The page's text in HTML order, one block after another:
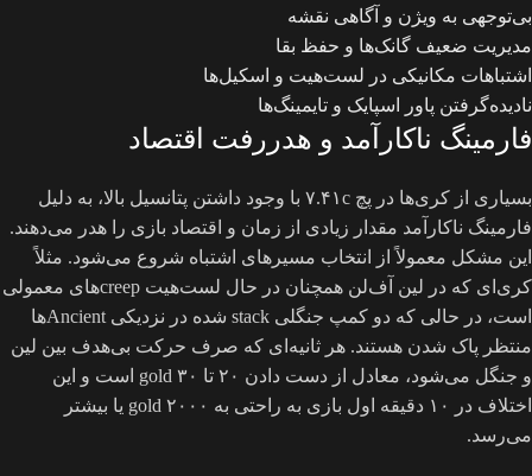
بی‌توجهی به ویژن و آگاهی نقشه
مدیریت ضعیف گانک‌ها و حفظ بقا
اشتباهات مکانیکی در لست‌هیت و اسکیل‌ها
نادیده‌گرفتن پاور اسپایک و تایمینگ‌ها
فارمینگ ناکارآمد و هدررفت اقتصاد
بسیاری از کری‌ها در پچ ۷.۴۱c با وجود داشتن پتانسیل بالا، به دلیل
فارمینگ ناکارآمد مقدار زیادی از زمان و اقتصاد بازی را هدر می‌دهند.
این مشکل معمولاً از انتخاب مسیرهای اشتباه شروع می‌شود. مثلاً
کری‌ای که در لین آف‌لن همچنان در حال لست‌هیت creepهای معمولی
است، در حالی که دو کمپ جنگلی stack شده در نزدیکی Ancientها
منتظر پاک شدن هستند. هر ثانیه‌ای که صرف حرکت بی‌هدف بین لین
و جنگل می‌شود، معادل از دست دادن ۲۰ تا ۳۰ gold است و این
اختلاف در ۱۰ دقیقه اول بازی به راحتی به ۲۰۰۰ gold یا بیشتر
می‌رسد.